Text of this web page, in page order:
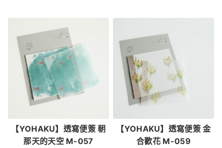
【YOHAKU】透寫便簽 朝
那天的天空 M-057
【YOHAKU】透寫便簽 金
合歡花 M-059